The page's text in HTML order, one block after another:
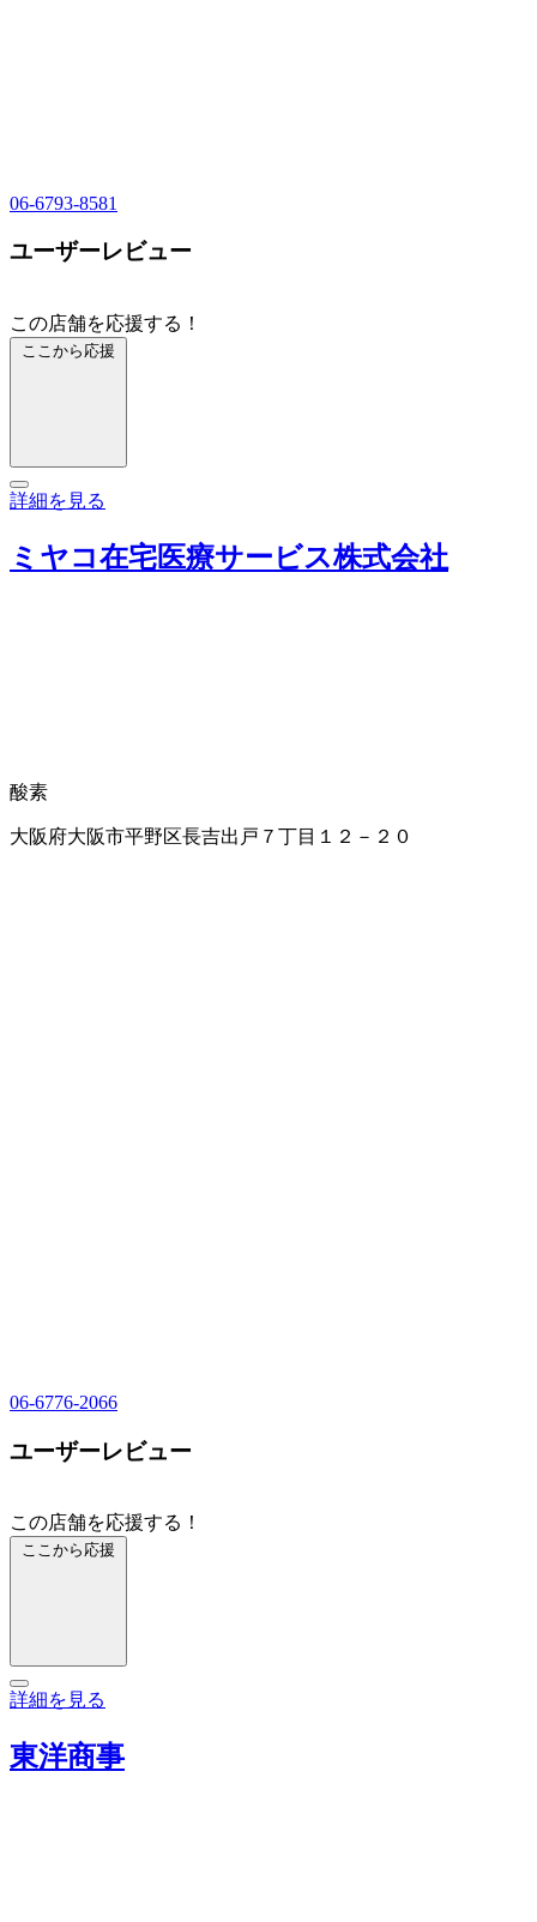
06-6793-8581
ユーザーレビュー
この店舗を応援する！
ここから応援
詳細を見る
ミヤコ在宅医療サービス株式会社
酸素
大阪府大阪市平野区長吉出戸７丁目１２－２０
06-6776-2066
ユーザーレビュー
この店舗を応援する！
ここから応援
詳細を見る
東洋商事